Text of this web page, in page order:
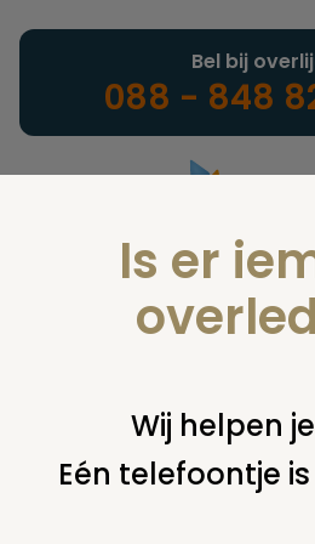
Landelijke
Bel bij
088 - 848
U bent hier: home juridisch overige
gemeente; vragen van nabestaanden
Is er
Wij helpen
Eén telefoontje